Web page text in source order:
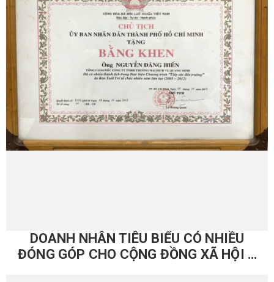
DOANH NHÂN TIÊU BIỂU CÓ NHIỀU
ĐÓNG GÓP CHO CỘNG ĐỒNG XÃ HỘI –